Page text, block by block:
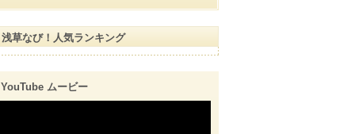
浅草なび！人気ランキング
YouTube ムービー